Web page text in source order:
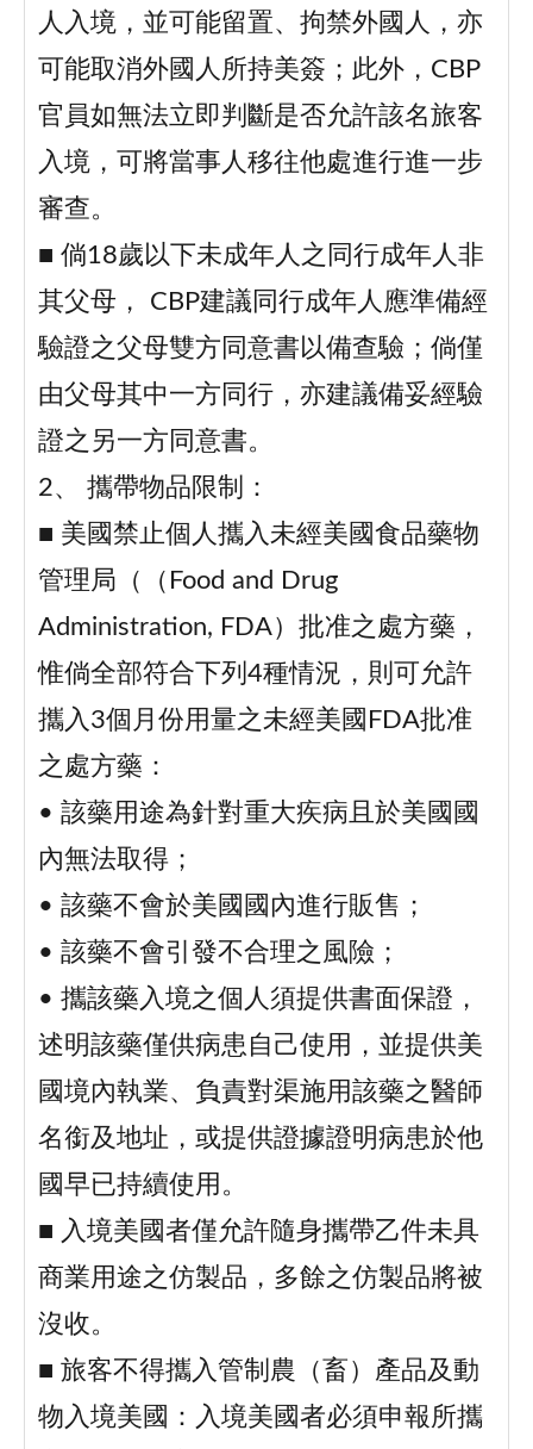
人入境，並可能留置、拘禁外國人，亦
可能取消外國人所持美簽；此外，CBP
官員如無法立即判斷是否允許該名旅客
入境，可將當事人移往他處進行進一步
審查。
■ 倘18歲以下未成年人之同行成年人非
其父母， CBP建議同行成年人應準備經
驗證之父母雙方同意書以備查驗；倘僅
由父母其中一方同行，亦建議備妥經驗
證之另一方同意書。
2、 攜帶物品限制：
■ 美國禁止個人攜入未經美國食品藥物
管理局（（Food and Drug
Administration, FDA）批准之處方藥，
惟倘全部符合下列4種情況，則可允許
攜入3個月份用量之未經美國FDA批准
之處方藥：
• 該藥用途為針對重大疾病且於美國國
內無法取得；
• 該藥不會於美國國內進行販售；
• 該藥不會引發不合理之風險；
• 攜該藥入境之個人須提供書面保證，
述明該藥僅供病患自己使用，並提供美
國境內執業、負責對渠施用該藥之醫師
名銜及地址，或提供證據證明病患於他
國早已持續使用。
■ 入境美國者僅允許隨身攜帶乙件未具
商業用途之仿製品，多餘之仿製品將被
沒收。
■ 旅客不得攜入管制農（畜）產品及動
物入境美國：入境美國者必須申報所攜